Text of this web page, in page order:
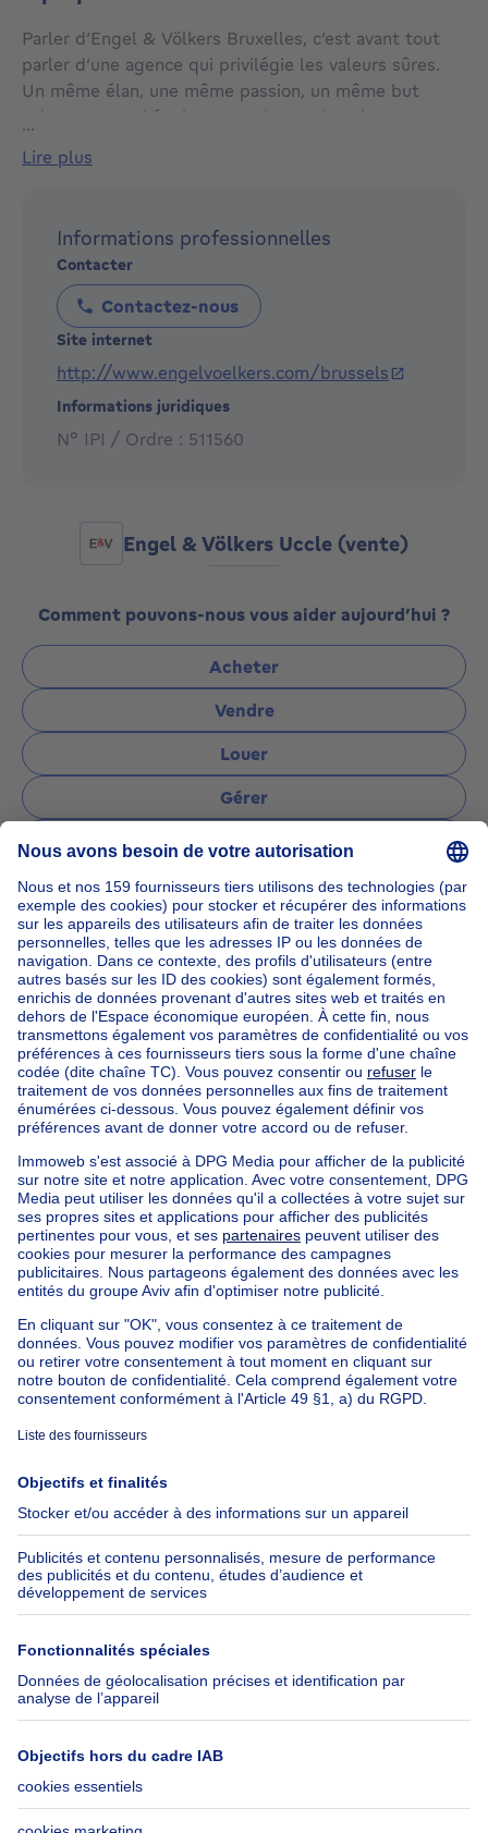
Parler d’Engel & Völkers Bruxelles, c’est avant tout
parler d’une agence qui privilégie les valeurs sûres.
Un même élan, une même passion, un même but
animent toute l’équipe. Nous bousculons le concept
confiance sont des axes fondamentaux sur lesquels
Notre conviction est basée sur l’analyse des désirs du
client et nous les adaptons au marché du moment.
...
lire plus
Informations professionnelles
Contacter
Contactez-nous
Site internet
http://www.engelvoelkers.com/brussels
Informations juridiques
N° IPI / Ordre : 511560
Engel & Völkers Uccle (vente)
Comment pouvons-nous vous aider aujourd’hui ?
Acheter
Vendre
Louer
Gérer
Poser une question
Accueil
Agences immobilières
Agences immobilières à Uccle
Engel & Völkers Uccle (vente)
Nos maisons hors de la Belgique
Maison à vendre France
Maison à vendre Espagne
Maison à vendre Italie
Maison à vendre Luxembourg
Maison à vendre Pays-bas
Nos biens pas chèrsMaison à vendre pas cher
Appartements à louer pas cher
Nos biens à louer avec chambres
Appartement à vendre avec 3 chambres
Maison à vendre avec 3 chambres
Appartement à louer avec 3 chambres
Maison à louer avec 3 chambres
Appartement à louer avec 3 chambres Bruxelles-ville
À propos
Immoweb
Presse
Emplois
Groupe Axel Springer
SeLoger.com
Immowelt.de
Outils
Belfius
Assurances
Check-list déménagement
Aide
FAQ
Accessibilité
Contactez-nous
Suivez-nous
LinkedIn